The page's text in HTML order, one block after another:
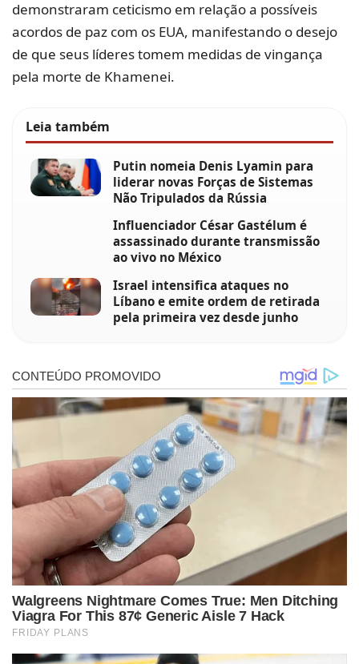
demonstraram ceticismo em relação a possíveis
acordos de paz com os EUA, manifestando o desejo
de que seus líderes tomem medidas de vingança
pela morte de Khamenei.
Leia também
Putin nomeia Denis Lyamin para
liderar novas Forças de Sistemas
Não Tripulados da Rússia
Influenciador César Gastélum é
assassinado durante transmissão
ao vivo no México
Israel intensifica ataques no
Líbano e emite ordem de retirada
pela primeira vez desde junho